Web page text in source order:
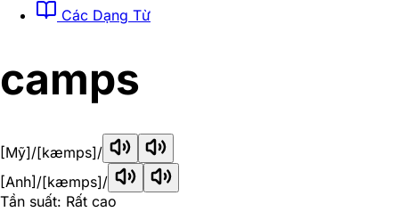
Các Dạng Từ
camps
[Mỹ]/[kæmps]/
[Anh] /[kæmps]/
Tần suất: Rất cao